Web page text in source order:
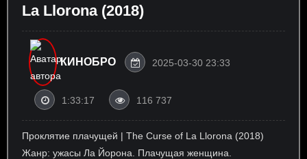
La Llorona (2018)
КИНОБРО 2025-03-30 23:33
1:33:17 116 737
Проклятие плачущей | The Curse of La Llorona (2018)
Жанр: ужасы Ла Йорона. Плачущая женщина.